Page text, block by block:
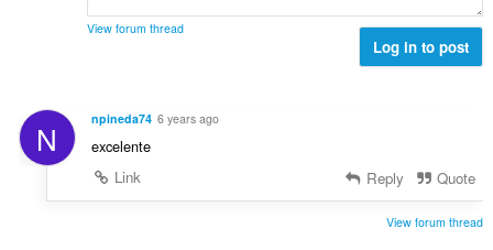
View forum thread
Log in to post
N npineda74 6 years ago
excelente
Link
Reply Quote
View forum thread